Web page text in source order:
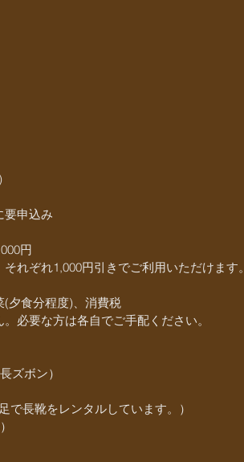
)
に要申込み
円
れぞれ1,000円引きでご利用いただけます。
(夕食分程度)、消費税
必要な方は各自でご手配ください。
ズボン）
で長靴をレンタルしています。）